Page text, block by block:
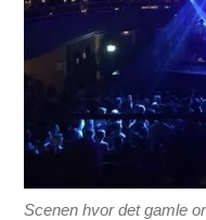
Scenen hvor det gamle